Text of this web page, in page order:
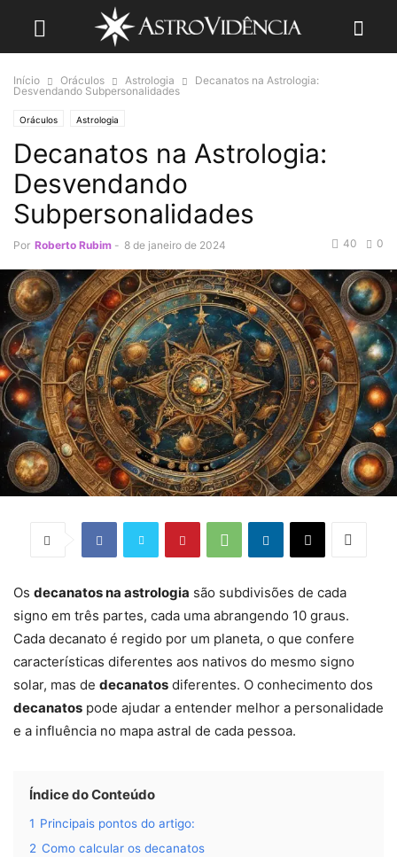
Início Oráculos Astrologia
Decanatos na Astrologia:
Desvendando Subpersonalidades
Oráculos Astrologia
Decanatos na Astrologia:
Desvendando
Subpersonalidades
Por Roberto Rubim - 8 de janeiro de 2024 0
40
Os decanatos na astrologia são subdivisões de cada
signo em três partes, cada uma abrangendo 10 graus.
Cada decanato é regido por um planeta, o que confere
características diferentes aos nativos do mesmo signo
solar, mas de decanatos diferentes. O conhecimento dos
decanatos pode ajudar a entender melhor a personalidade
e a influência no mapa astral de cada pessoa.
Índice do Conteúdo
1 Principais pontos do artigo:
2 Como calcular os decanatos